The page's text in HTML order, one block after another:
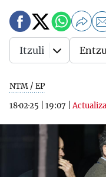
NTM / EP
18·02·25
19:07 |
Itzuli